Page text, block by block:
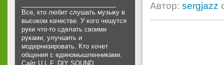
Автор: sergjazz
Все, кто любит слушать музыку в
высоком качестве. У кого чешутся
руки что-то сделать своими
руками, улучшить и
модернизировать. Кто хочет
общения с единомышленниками.
Cайт U.L.F. DIY SOUND